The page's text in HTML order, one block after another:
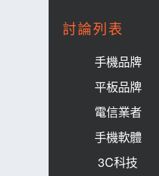
討論列表
手機品牌
平板品牌
電信業者
手機軟體
3C科技